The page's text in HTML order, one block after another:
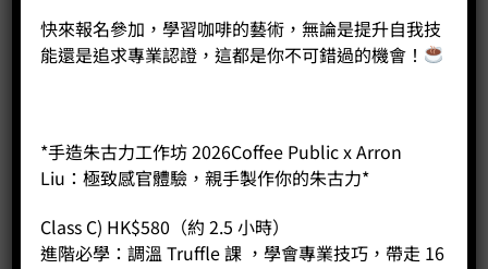
關於我們
導師簡介
快來報名參加，學習咖啡的藝術，無論是提升自我技
能還是追求專業認證，這都是你不可錯過的機會！
*手造朱古力工作坊 2026Coffee Public x Arron
Liu：極致感官體驗，親手製作你的朱古力*
Class C) HK$580（約 2.5 小時）
進階必學：調溫 Truffle 課 ，學會專業技巧，帶走 16